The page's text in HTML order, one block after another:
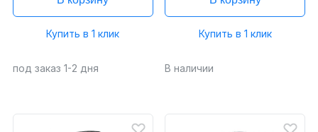
Купить в 1 клик
под заказ 1-2 дня
Купить в 1 клик
В наличии